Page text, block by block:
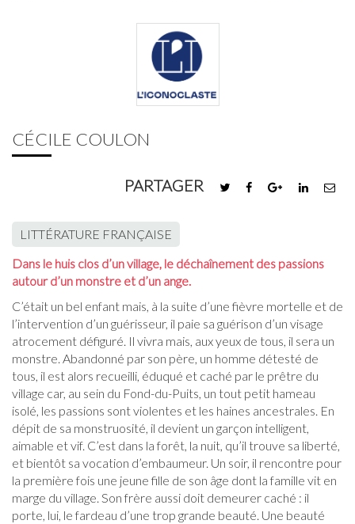
CÉCILE COULON
PARTAGER
LITTÉRATURE FRANÇAISE
Dans le huis clos d’un village, le déchaînement des passions
autour d’un monstre et d’un ange.
C’était un bel enfant mais, à la suite d’une fièvre mortelle et de
l’intervention d’un guérisseur, il paie sa guérison d’un visage
atrocement défiguré. Il vivra mais, aux yeux de tous, il sera un
monstre. Abandonné par son père, un homme détesté de
tous, il est alors recueilli, éduqué et caché par le prêtre du
village car, au sein du Fond-du-Puits, un tout petit hameau
isolé, les passions sont violentes et les haines ancestrales. En
dépit de sa monstruosité, il devient un garçon intelligent,
aimable et vif. C’est dans la forêt, la nuit, qu’il trouve sa liberté,
et bientôt sa vocation d’embaumeur. Un soir, il rencontre pour
la première fois une jeune fille de son âge dont la famille vit en
marge du village. Son frère aussi doit demeurer caché : il
porte, lui, le fardeau d’une trop grande beauté. Une beauté